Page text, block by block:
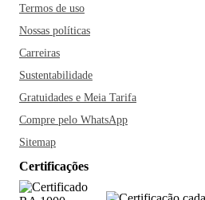
Termos de uso
Nossas políticas
Carreiras
Sustentabilidade
Gratuidades e Meia Tarifa
Compre pelo WhatsApp
Sitemap
Certificações